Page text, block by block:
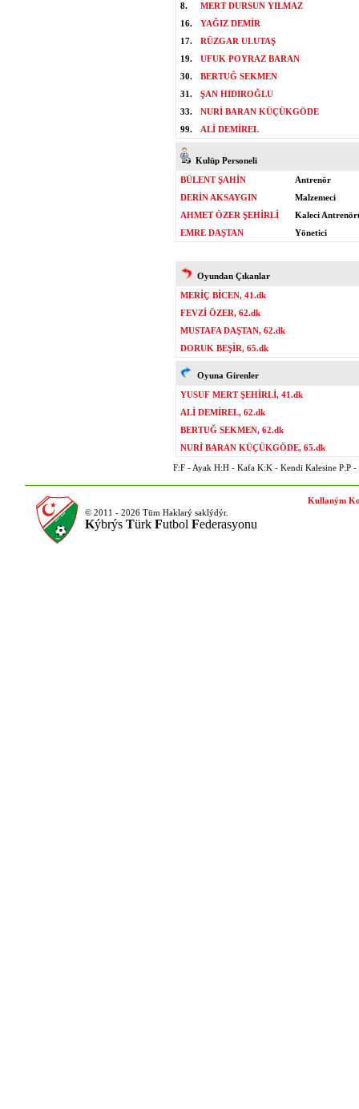
8.
MERT DURSUN YILMAZ
16.
YAĞIZ DEMİR
17.
RÜZGAR ULUTAŞ
19.
UFUK POYRAZ BARAN
30.
BERTUĞ SEKMEN
31.
ŞAN HIDIROĞLU
33.
NURİ BARAN KÜÇÜKGÖDE
99.
ALİ DEMİREL
Kulüp Personeli
BÜLENT ŞAHİN
Antrenör
DERİN AKSAYGIN
Malzemeci
AHMET ÖZER ŞEHİRLİ
Kaleci
EMRE DAŞTAN
Yönetici
Oyundan Çıkanlar
MERİÇ BİCEN, 41.dk
FEVZİ ÖZER, 62.dk
MUSTAFA DAŞTAN, 62.dk
DORUK BEŞİR, 65.dk
Oyuna Girenler
YUSUF MERT ŞEHİRLİ, 41.dk
ALİ DEMİREL, 62.dk
BERTUĞ SEKMEN, 62.dk
NURİ BARAN KÜÇÜKGÖDE, 65.dk
F:F - Ayak H:H - Kafa K:K - Kendi Kalesine P:P -
© 2011 - 2026 Tüm Haklarý saklýdýr.
Kýbrýs Türk Futbol Federasyonu
Kullaným